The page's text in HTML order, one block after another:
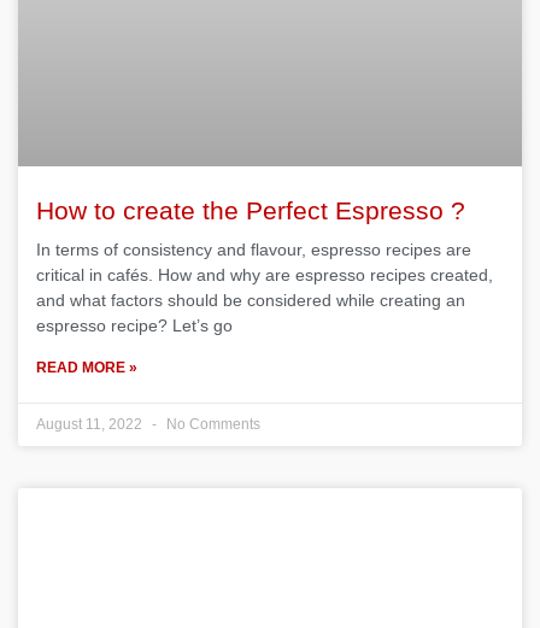
How to create the Perfect Espresso ?
In terms of consistency and flavour, espresso recipes are
critical in cafés. How and why are espresso recipes created,
and what factors should be considered while creating an
espresso recipe? Let’s go
READ MORE »
August 11, 2022 No Comments